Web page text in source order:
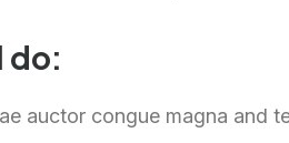
do:
auctor congue magna and